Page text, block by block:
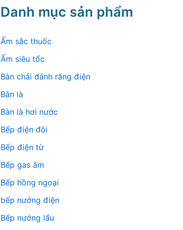
k
m
:
Danh mục sản phẩm
Ấm sắc thuốc
Ấm siêu tốc
Bàn chải đánh răng điện
Bàn là
Bàn là hơi nước
Bếp điện đôi
Bếp điện từ
Bếp gas âm
Bếp hồng ngoại
bếp nướng điện
Bếp nướng lẩu